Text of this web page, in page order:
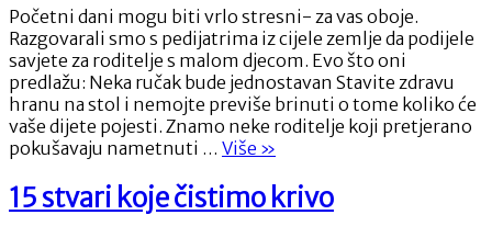
djece
trebaju
znati?
Početni dani mogu biti vrlo stresni- za vas oboje.
Razgovarali smo s pedijatrima iz cijele zemlje da podijele
savjete za roditelje s malom djecom. Evo što oni
predlažu: Neka ručak bude jednostavan Stavite zdravu
hranu na stol i nemojte previše brinuti o tome koliko će
vaše dijete pojesti. Znamo neke roditelje koji pretjerano
pokušavaju nametnuti … Više “Što
male
djece
»
15 stvari koje čistimo krivo